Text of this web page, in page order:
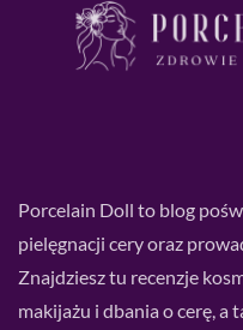
Porcelain Doll to blog
pielęgnacji cery oraz
Znajdziesz tu recenzje
makijażu i dbania o cerę, a